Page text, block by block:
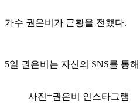
가수 권은비가 근황을 전했다.
5일 권은비는 자신의 SNS를 통
사진=권은비 인스타그램